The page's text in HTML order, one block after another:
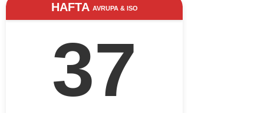
HAFTA AVRUPA & ISO
37